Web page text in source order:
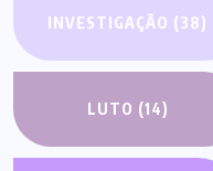
INVESTIGAÇÃO (38)
LUTO (14)